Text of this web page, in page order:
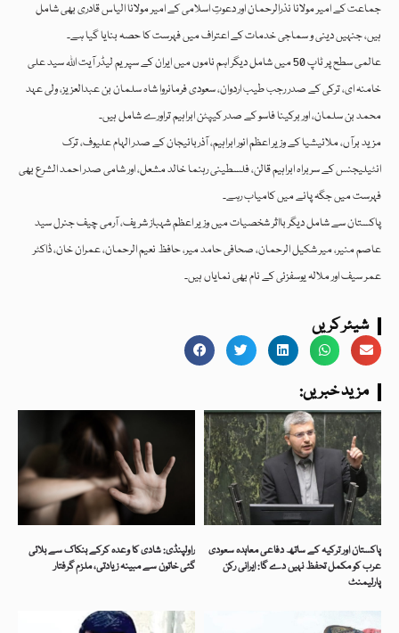
جماعت کے امیر مولانا نذرالرحمان اور دعوتِ اسلامی کے امیر مولانا الیاس قادری بھی شامل
ہیں، جنہیں دینی و سماجی خدمات کے اعتراف میں فہرست کا حصہ بنایا گیا ہے۔
عالمی سطح پر ٹاپ 50 میں شامل دیگر اہم ناموں میں ایران کے سپریم لیڈر آیت اللہ سید علی
خامنہ ای، ترکی کے صدر رجب طیب اردوان، سعودی فرمانروا شاہ سلمان بن عبدالعزیز، ولی عہد
محمد بن سلمان، اور برکینا فاسو کے صدر کیپٹن ابراہیم تراورے شامل ہیں۔
مزید برآں، ملائیشیا کے وزیر اعظم انور ابراہیم، آذربائیجان کے صدر الہام علیوف، ترک
انٹیلیجنس کے سربراہ ابراہیم قالن، فلسطینی رہنما خالد مشعل، اور شامی صدر احمد الشرع بھی
فہرست میں جگہ پانے میں کامیاب رہے۔
پاکستان سے شامل دیگر بااثر شخصیات میں وزیر اعظم شہباز شریف، آرمی چیف جنرل سید
عاصم منیر، میر شکیل الرحمان، صحافی حامد میر، حافظ نعیم الرحمان، عمران خان، ڈاکٹر
عمر سیف اور ملالہ یوسفزئی کے نام بھی نمایاں ہیں۔
شیئر کریں
:مزید خبریں
راولپنڈی: شادی کا وعدہ کرکے بنکاک سے بلائی
گئی خاتون سے مبینہ زیادتی، ملزم گرفتار
پاکستان اور ترکیہ کے ساتھ دفاعی معاہدہ سعودی
عرب کو مکمل تحفظ نہیں دے گا: ایرانی رکن
پارلیمنٹ